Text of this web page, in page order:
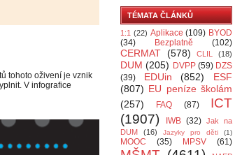
tohoto oživení je vznik
V infografice
TÉMATA ČLÁNKŮ
1:1 (22) Aplikace (109) BYOD
(34)
Bezplatně (102)
CERMAT (578) CLIL (18)
DUM (205) DVPP (59) DZS
(39)
EDUin (852)
ESF
(807) EU peníze školám
(257)
FAQ (87)
ICT
(1907)
IWB (32) Jak na
DUM
(16) Jazyky pro děti (1)
MOOC (35) MPSV (61)